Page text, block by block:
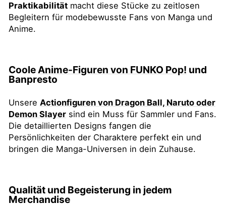
Praktikabilität macht diese Stücke zu zeitlosen
Begleitern für modebewusste Fans von Manga und
Anime.
CooleAnime-Figuren von FUNKO Pop! und
Banpresto
Unsere Actionfiguren von Dragon Ball, Naruto oder
Demon Slayer sind ein Muss für Sammler und Fans.
Die detaillierten Designs fangen die
Persönlichkeiten der Charaktere perfekt ein und
bringen die Manga-Universen in dein Zuhause.
Qualität und Begeisterung in jedem
Merchandise